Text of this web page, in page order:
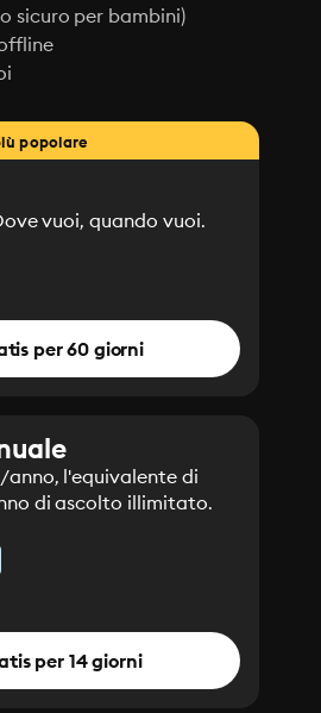
sicuro per bambini)
popolare
vuoi, quando vuoi.
per 60 giorni
anno, l'equivalente di
di ascolto illimitato.
per 14 giorni